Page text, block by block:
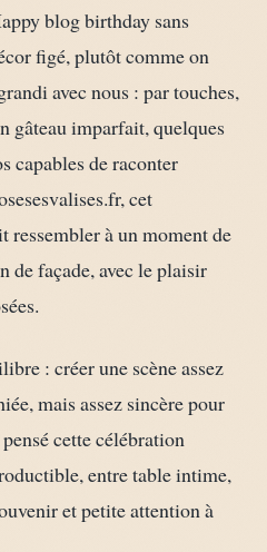
blog birthday sans
figé, plutôt comme on
avec nous : par touches,
gâteau imparfait, quelques
capables de raconter
cet
ressembler à un moment de
de façade, avec le plaisir
: créer une scène assez
mais assez sincère pour
cette célébration
entre table intime,
et petite attention à